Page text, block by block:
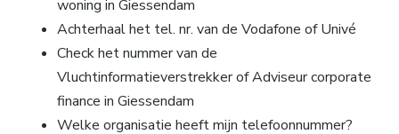
woning in Giessendam
Achterhaal het tel. nr. van de Vodafone of Univé
Check het nummer van de
Vluchtinformatieverstrekker of Adviseur corporate
finance in Giessendam
Welke organisatie heeft mijn telefoonnummer?